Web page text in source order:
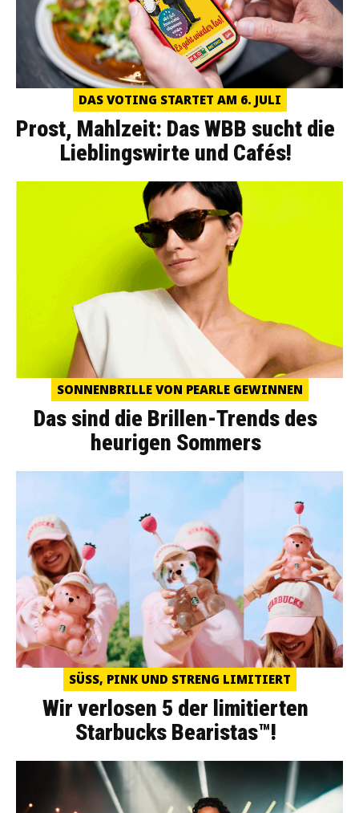
DAS VOTING STARTET AM 6. JULI
Prost, Mahlzeit: Das WBB sucht die
Lieblingswirte und Cafés!
SONNENBRILLE VON PEARLE GEWINNEN
Das sind die Brillen-Trends des
heurigen Sommers
SÜSS, PINK UND STRENG LIMITIERT
Wir verlosen 5 der limitierten
Starbucks Bearistas™!